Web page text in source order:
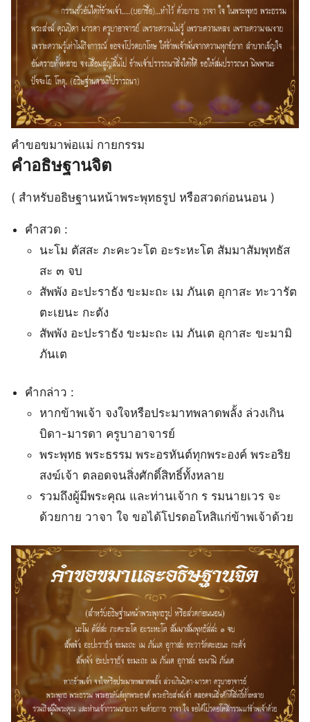
คําขอขมาพ่อแม่ กายกรรม
คำอธิษฐานจิต
( สำหรับอธิษฐานหน้าพระพุทธรูป หรือสวดก่อนนอน )
คำสวด :
นะโม ตัสสะ ภะคะวะโต อะระหะโต สัมมาสัมพุทธัส
สะ ๓ จบ
สัพพัง อะปะราธัง ขะมะถะ เม ภันเต อุกาสะ ทะวารัต
ตะเยนะ กะตัง
สัพพัง อะปะราธัง ขะมะถะ เม ภันเต อุกาสะ ขะมามิ
ภันเต
คำกล่าว :
หากข้าพเจ้า จงใจหรือประมาทพลาดพลั้ง ล่วงเกิน
บิดา-มารดา ครูบาอาจารย์
พระพุทธ พระธรรม พระอรหันต์ทุกพระองค์ พระอริย
สงฆ์เจ้า ตลอดจนสิ่งศักดิ์สิทธิ์ทั้งหลาย
รวมถึงผู้มีพระคุณ และท่านเจ้าก ร รมนายเวร จะ
ด้วยกาย วาจา ใจ ขอได้โปรดอโหสิแก่ข้าพเจ้าด้วย